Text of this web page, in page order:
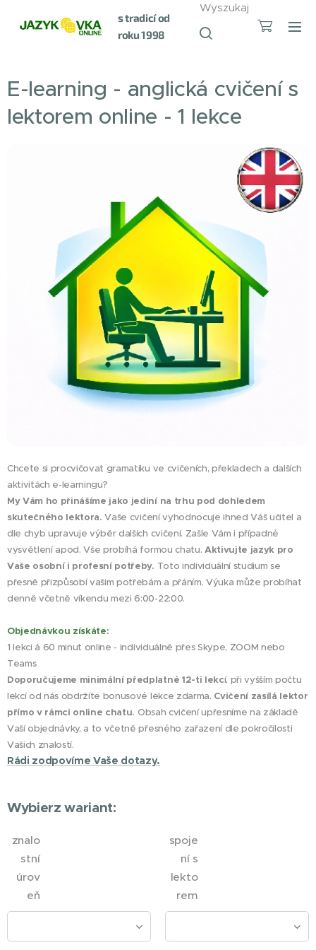
s tradicí od
roku 1998
Wyszukaj
E-learning - anglická cvičení s
lektorem online - 1 lekce
Chcete si procvičovat gramatiku ve cvičeních, překladech a dalších
aktivitách e-learningu?
My Vám ho přinášíme jako jediní na trhu pod dohledem
skutečného lektora. Vaše cvičení vyhodnocuje ihned Váš učitel a
dle chyb upravuje výběr dalších cvičení. Zašle Vám i případné
vysvětlení apod. Vše probíhá formou chatu. Aktivujte jazyk pro
Vaše osobní i profesní potřeby. Toto individuální studium se
přesně přizpůsobí vašim potřebám a přáním. Výuka může probíhat
denně včetně víkendu mezi 6:00-22:00.
Objednávkou získáte:
1 lekci á 60 minut online - individuálně přes Skype, ZOOM nebo
Teams
Doporučujeme minimální předplatné 12-ti lekcí, při vyšším počtu
lekcí od nás obdržíte bonusové lekce zdarma. Cvičení zasílá lektor
přímo v rámci online chatu. Obsah cvičení upřesníme na základě
Vaší objednávky, a to včetně přesného zařazení dle pokročilosti
Vašich znalostí.
Rádi zodpovíme Vaše dotazy.
Wybierz wariant:
znalo
stní
úrov
eň
spoje
ní s
lekto
rem